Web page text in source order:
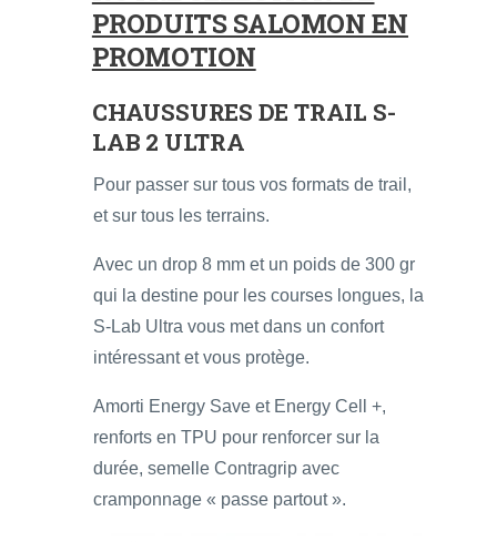
PRODUITS SALOMON EN
PROMOTION
CHAUSSURES DE TRAIL S-
LAB 2 ULTRA
Pour passer sur tous vos formats de trail,
et sur tous les terrains.
Avec un drop 8 mm et un poids de 300 gr
qui la destine pour les courses longues, la
S-Lab Ultra vous met dans un confort
intéressant et vous protège.
Amorti Energy Save et Energy Cell +,
renforts en TPU pour renforcer sur la
durée, semelle Contragrip avec
cramponnage « passe partout ».